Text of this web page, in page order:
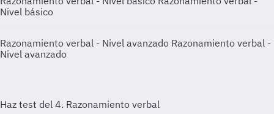
Nivel básico
Razonamiento verbal - Nivel avanzado Razonamiento verbal -
Nivel avanzado